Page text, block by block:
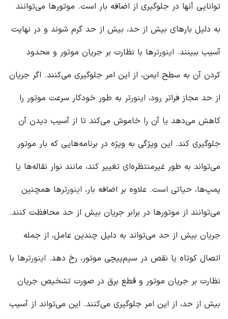
توانایی آنها در جلوگیری از اضافه بار است. موتورها می‌توانند
به دلیل بارهای بیش از حد، بیش از حد گرم شوند و در نهایت
آسیب ببینند. اینورترها با نظارت بر جریان موتور و محدود
کردن آن به سطح ایمن، از این امر جلوگیری می‌کنند. اگر جریان
از حد مجاز فراتر رود، اینورتر به طور خودکار سرعت موتور را
کاهش می‌دهد یا آن را خاموش می‌کند تا از آسیب دیدن آن
جلوگیری کند. این ویژگی به ویژه در برنامه‌هایی که بار موتور
می‌تواند به طور غیرمنتظره‌ای تغییر کند، مانند نوار نقاله‌ها یا
پمپ‌ها، حیاتی است. علاوه بر اضافه بار، اینورترها همچنین
می‌توانند از موتورها در برابر جریان بیش از حد محافظت کنند.
جریان بیش از حد می‌تواند به دلیل چندین عامل، از جمله
اتصال کوتاه یا نقص در سیم‌پیچی موتور، رخ دهد. اینورترها با
نظارت بر جریان موتور و قطع برق در صورت تشخیص جریان
بیش از حد، از این امر جلوگیری می‌کنند. این می‌تواند از آسیب